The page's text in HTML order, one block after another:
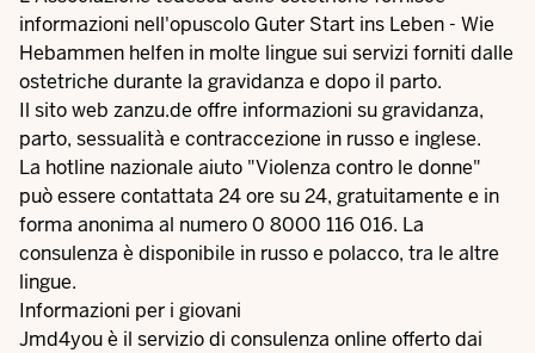
informazioni nell'opuscolo Guter Start ins Leben - Wie
Hebammen helfen in molte lingue sui servizi forniti dalle
ostetriche durante la gravidanza e dopo il parto.
Il sito web zanzu.de offre informazioni su gravidanza,
parto, sessualità e contraccezione in russo e inglese.
La hotline nazionale aiuto "Violenza contro le donne"
può essere contattata 24 ore su 24, gratuitamente e in
forma anonima al numero 0 8000 116 016. La
consulenza è disponibile in russo e polacco, tra le altre
lingue.
Informazioni per i giovani
Jmd4youè il servizio di consulenza online offerto dai